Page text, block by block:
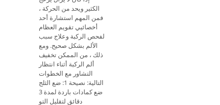
الكثير ويحد من الحركة ،
فمن المهم استشارة أحد
أخصائيي تقويم العظام
لفحص الركبة وعلاج سبب
الألم بشكل صحيح. ومع
ذلك ، من الممكن تخفيف
ألم الركبة أثناء انتظار
التشاور مع الخطوات
التالية: نصيحة 1: ضع الثلج
ضع كمادات باردة لمدة 3
دقائق لتقليل التو